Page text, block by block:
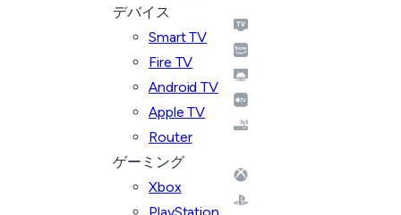
デバイス
Smart TV
Fire TV
Android TV
Apple TV
Router
ゲーミング
Xbox